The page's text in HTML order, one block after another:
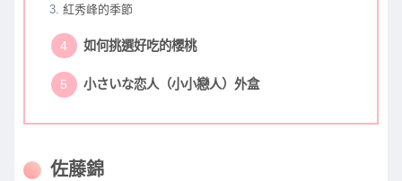
紅秀峰的季節
如何挑選好吃的櫻桃
小さいな恋人（小小戀人）外盒
佐藤錦